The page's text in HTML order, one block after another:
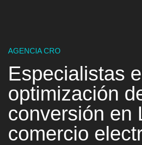
AGENCIA CRO
Especialistas
optimización
conversión en
comercio